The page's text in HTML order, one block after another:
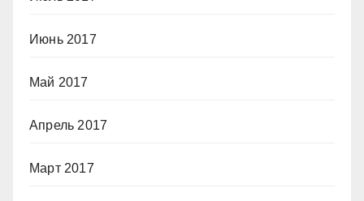
Июнь 2017
Май 2017
Апрель 2017
Март 2017